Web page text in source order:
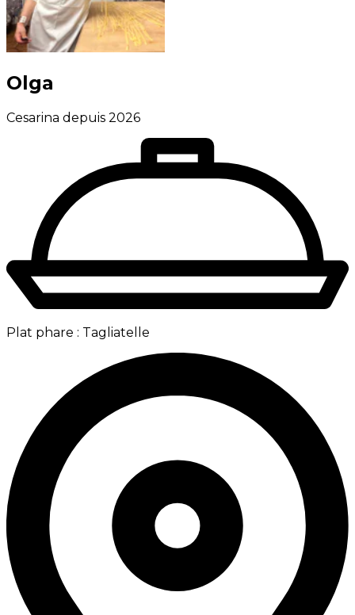
Olga
Cesarina depuis 2026
Plat phare : Tagliatelle